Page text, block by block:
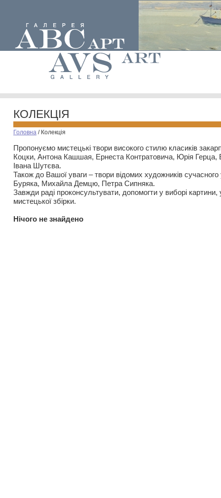
КОЛЕКЦІЯ
Головна / Колекція
Пропонуємо мистецькі твори високого стилю класиків
Коцки, Антона Кашшая, Ернеста Контратовича, Юрія
Івана Шутєва.
Також до Вашої уваги – твори відомих художників
Буряка, Михайла Демцю, Петра Сипняка.
Завжди раді проконсультувати, допомогти у виборі картини,
мистецької збірки.
Нiчого не знайдено